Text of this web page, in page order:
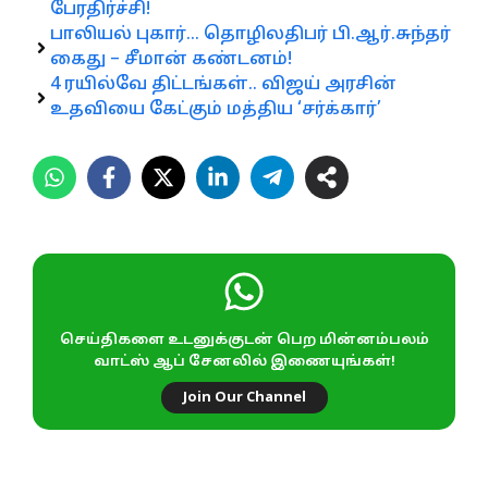
பேரதிர்ச்சி!
பாலியல் புகார்… தொழிலதிபர் பி.ஆர்.சுந்தர்
கைது – சீமான் கண்டனம்!
4 ரயில்வே திட்டங்கள்.. விஜய் அரசின்
உதவியை கேட்கும் மத்திய ‘சர்க்கார்’
செய்திகளை உடனுக்குடன் பெற மின்னம்பலம்
வாட்ஸ் ஆப் சேனலில் இணையுங்கள்!
Join Our Channel